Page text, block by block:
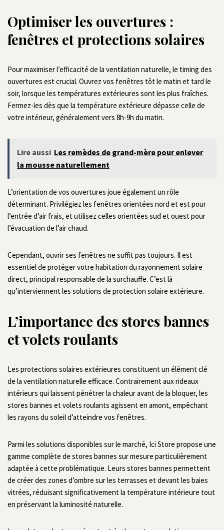
Optimiser les ouvertures :
fenêtres et protections solaires
Pour maximiser l’efficacité de la ventilation naturelle, le timing des
ouvertures est crucial. Ouvrez vos fenêtres tôt le matin et tard le
soir, lorsque les températures extérieures sont les plus fraîches.
Fermez-les dès que la température extérieure dépasse celle de
votre intérieur, généralement vers 8h-9h du matin.
Lire aussi Les remèdes de grand-mère pour enlever
la mousse naturellement
L’orientation de vos ouvertures joue également un rôle
déterminant. Privilégiez les fenêtres orientées nord et est pour
l’entrée d’air frais, et utilisez celles orientées sud et ouest pour
l’évacuation de l’air chaud.
Cependant, ouvrir ses fenêtres ne suffit pas toujours. Il est
essentiel de protéger votre habitation du rayonnement solaire
direct, principal responsable de la surchauffe. C’est là
qu’interviennent les solutions de protection solaire extérieure.
L’importance des stores bannes
et volets roulants
Les protections solaires extérieures constituent un élément clé
de la ventilation naturelle efficace. Contrairement aux rideaux
intérieurs qui laissent pénétrer la chaleur avant de la bloquer, les
stores bannes et volets roulants agissent en amont, empêchant
les rayons du soleil d’atteindre vos fenêtres.
Parmi les solutions disponibles sur le marché, Ici Store propose une
gamme complète de stores bannes sur mesure particulièrement
adaptée à cette problématique. Leurs stores bannes permettent
de créer des zones d’ombre sur les terrasses et devant les baies
vitrées, réduisant significativement la température intérieure tout
en préservant la luminosité naturelle.